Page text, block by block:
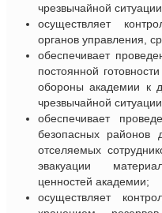
чрезвычайной
осуществляет
органов управления,
обеспечивает
постоянной
обороны академии к
чрезвычайной
обеспечивает
безопасных
отселяемых
эвакуации
ценностей академии;
осуществляет